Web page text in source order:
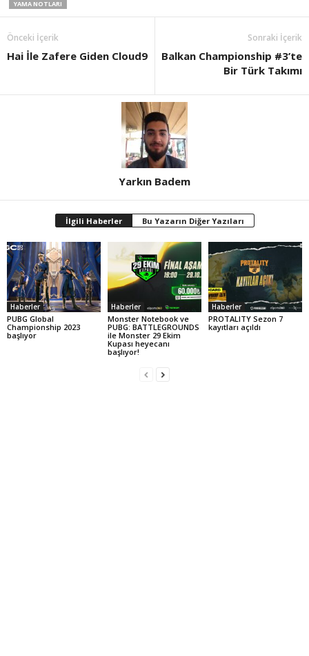
YAMA NOTLARI
Önceki İçerik
Hai İle Zafere Giden Cloud9
Sonraki İçerik
Balkan Championship #3’te
Bir Türk Takımı
Yarkın Badem
İlgili Haberler Bu Yazarın Diğer Yazıları
Haberler
PUBG Global
Championship 2023
başlıyor
Haberler
Monster Notebook ve
PUBG: BATTLEGROUNDS
ile Monster 29 Ekim
Kupası heyecanı
başlıyor!
Haberler
PROTALITY Sezon 7
kayıtları açıldı